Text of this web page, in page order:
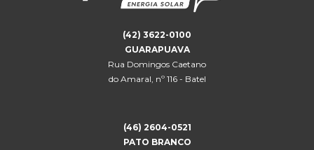
(42) 3622-0100
GUARAPUAVA
Rua Domingos Caetano
do Amaral, nº 116 - Batel
(46) 2604-0521
PATO BRANCO